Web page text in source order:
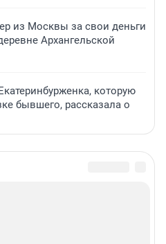
из Москвы за свои деньги
Архангельской
которую
бывшего, рассказала о